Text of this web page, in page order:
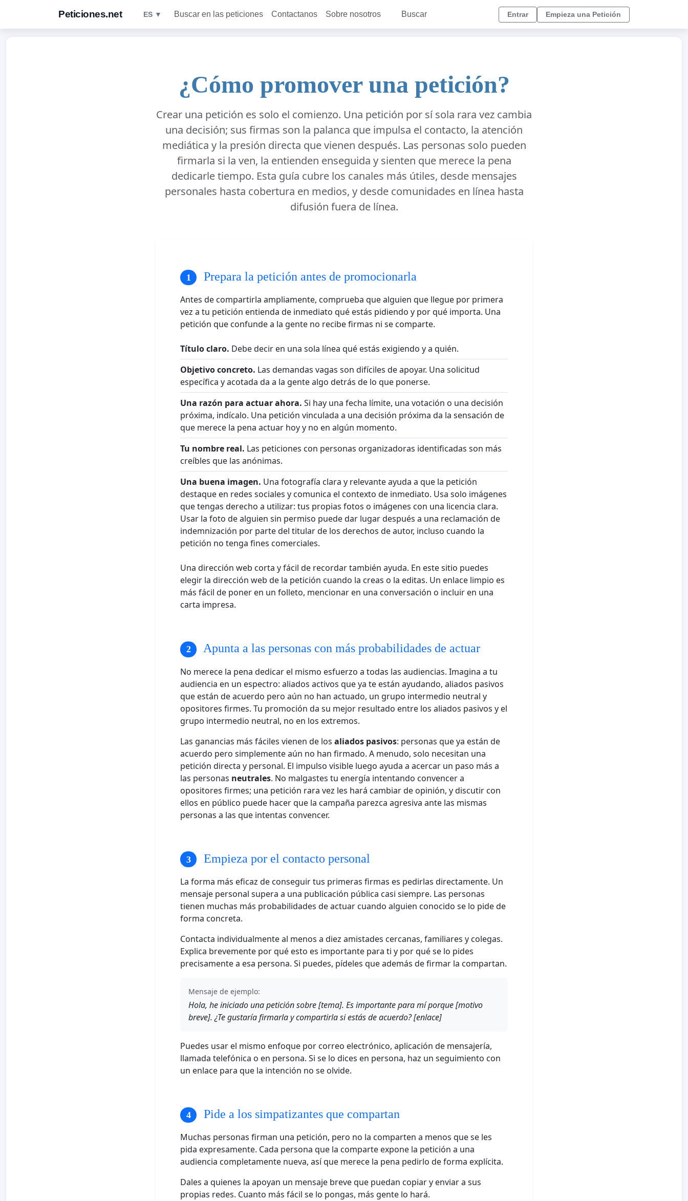
Peticiones.net ES ▼ Buscar en las peticiones Contactanos Sobre nosotros Buscar Entrar Empieza una Petición
¿Cómo promover una petición?
Crear una petición es solo el comienzo. Una petición por sí sola rara vez cambia
una decisión; sus firmas son la palanca que impulsa el contacto, la atención
mediática y la presión directa que vienen después. Las personas solo pueden
firmarla si la ven, la entienden enseguida y sienten que merece la pena
dedicarle tiempo. Esta guía cubre los canales más útiles, desde mensajes
personales hasta cobertura en medios, y desde comunidades en línea hasta
difusión fuera de línea.
Prepara la petición antes de promocionarla
Antes de compartirla ampliamente, comprueba que alguien que llegue por primera
vez a tu petición entienda de inmediato qué estás pidiendo y por qué importa. Una
petición que confunde a la gente no recibe firmas ni se comparte.
Título claro. Debe decir en una sola línea qué estás exigiendo y a quién.
Objetivo concreto. Las demandas vagas son difíciles de apoyar. Una solicitud
específica y acotada da a la gente algo detrás de lo que ponerse.
Una razón para actuar ahora. Si hay una fecha límite, una votación o una decisión
próxima, indícalo. Una petición vinculada a una decisión próxima da la sensación de
que merece la pena actuar hoy y no en algún momento.
Tu nombre real. Las peticiones con personas organizadoras identificadas son más
creíbles que las anónimas.
Una buena imagen. Una fotografía clara y relevante ayuda a que la petición
destaque en redes sociales y comunica el contexto de inmediato. Usa solo imágenes
que tengas derecho a utilizar: tus propias fotos o imágenes con una licencia clara.
Usar la foto de alguien sin permiso puede dar lugar después a una reclamación de
indemnización por parte del titular de los derechos de autor, incluso cuando la
petición no tenga fines comerciales.
Una dirección web corta y fácil de recordar también ayuda. En este sitio puedes
elegir la dirección web de la petición cuando la creas o la editas. Un enlace limpio es
más fácil de poner en un folleto, mencionar en una conversación o incluir en una
carta impresa.
Apunta a las personas con más probabilidades de actuar
No merece la pena dedicar el mismo esfuerzo a todas las audiencias. Imagina a tu
audiencia en un espectro: aliados activos que ya te están ayudando, aliados pasivos
que están de acuerdo pero aún no han actuado, un grupo intermedio neutral y
opositores firmes. Tu promoción da su mejor resultado entre los aliados pasivos y el
grupo intermedio neutral, no en los extremos.
Las ganancias más fáciles vienen de los aliados pasivos: personas que ya están de
acuerdo pero simplemente aún no han firmado. A menudo, solo necesitan una
petición directa y personal. El impulso visible luego ayuda a acercar un paso más a
las personas neutrales. No malgastes tu energía intentando convencer a
opositores firmes; una petición rara vez les hará cambiar de opinión, y discutir con
ellos en público puede hacer que la campaña parezca agresiva ante las mismas
personas a las que intentas convencer.
Empieza por el contacto personal
La forma más eficaz de conseguir tus primeras firmas es pedirlas directamente. Un
mensaje personal supera a una publicación pública casi siempre. Las personas
tienen muchas más probabilidades de actuar cuando alguien conocido se lo pide de
forma concreta.
Contacta individualmente al menos a diez amistades cercanas, familiares y colegas.
Explica brevemente por qué esto es importante para ti y por qué se lo pides
precisamente a esa persona. Si puedes, pídeles que además de firmar la compartan.
Mensaje de ejemplo:
Hola, he iniciado una petición sobre [tema]. Es importante para mí porque [motivo
breve]. ¿Te gustaría firmarla y compartirla si estás de acuerdo? [enlace]
Puedes usar el mismo enfoque por correo electrónico, aplicación de mensajería,
llamada telefónica o en persona. Si se lo dices en persona, haz un seguimiento con
un enlace para que la intención no se olvide.
Pide a los simpatizantes que compartan
Muchas personas firman una petición, pero no la comparten a menos que se les
pida expresamente. Cada persona que la comparte expone la petición a una
audiencia completamente nueva, así que merece la pena pedirlo de forma explícita.
Dales a quienes la apoyan un mensaje breve que puedan copiar y enviar a sus
propias redes. Cuanto más fácil se lo pongas, más gente lo hará.